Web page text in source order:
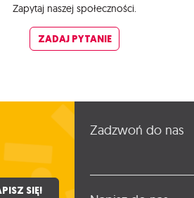
Zapytaj naszej społeczności.
ZADAJ PYTANIE
SIĘ!
Zadzwoń do nas